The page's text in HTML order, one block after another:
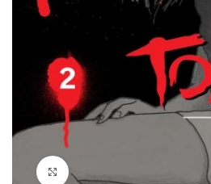
Klikni da povečaš